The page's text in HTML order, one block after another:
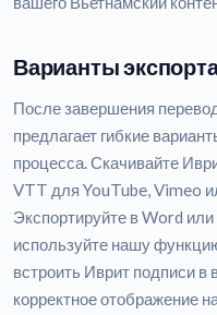
Варианты
После завершения
предлагает гибкие
процесса. Скачивайте
VTT для YouTube, Vimeo
Экспортируйте в Word
используйте нашу
встроить Иврит подписи в
корректное отображение